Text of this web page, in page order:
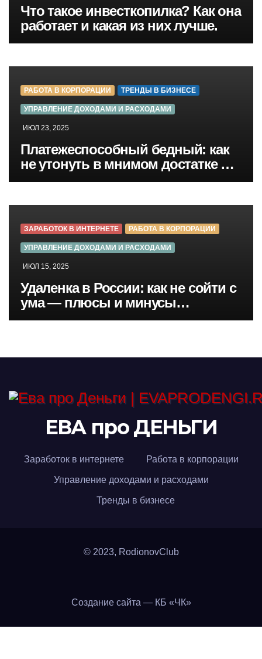
Что такое инвесткопилка? Как она
работает и какая из них лучше.
РАБОТА В КОРПОРАЦИИ ТРЕНДЫ В БИЗНЕСЕ
УПРАВЛЕНИЕ ДОХОДАМИ И РАСХОДАМИ
ИЮЛ 23, 2025
Платежеспособный бедный: как
не утонуть в мнимом достатке и
потребительской гонке
ЗАРАБОТОК В ИНТЕРНЕТЕ РАБОТА В КОРПОРАЦИИ
УПРАВЛЕНИЕ ДОХОДАМИ И РАСХОДАМИ
ИЮЛ 15, 2025
Удаленка в России: как не сойти с
ума — плюсы и минусы
удаленной работы
ЕВА про ДЕНЬГИ
Заработок в интернете Работа в корпорации
Управление доходами и расходами
Тренды в бизнесе
© 2023, RodionovClub
Создание сайта — КБ «ЧК»